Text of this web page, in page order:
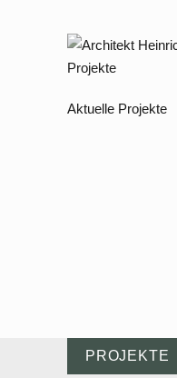
Aktuelle Projekte
PROJEKTE